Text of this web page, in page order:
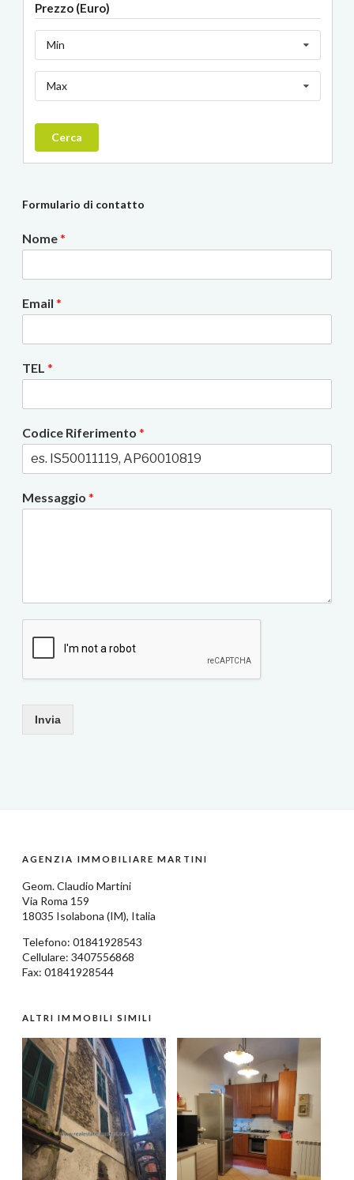
Prezzo (Euro)
Min
Max
Cerca
Formulario di contatto
Nome*
Email *
TEL *
Codice Riferimento *
Messaggio *
Invia
AGENZIA IMMOBILIARE MARTINI
Geom.Claudio Martini
Via Roma 159
18035 Isolabona (IM), Italia
Telefono: 01841928543
Cellulare: 3407556868
Fax: 01841928544
ALTRI IMMOBILI SIMILI